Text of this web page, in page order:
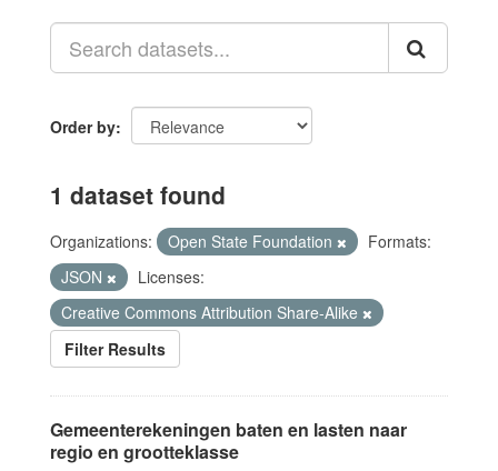
Order by
1 dataset found
Organizations: Open State Foundation
Formats:
JSON
Licenses:
Creative Commons Attribution Share-Alike
Filter Results
Gemeenterekeningen baten en lasten naar
regio en grootteklasse